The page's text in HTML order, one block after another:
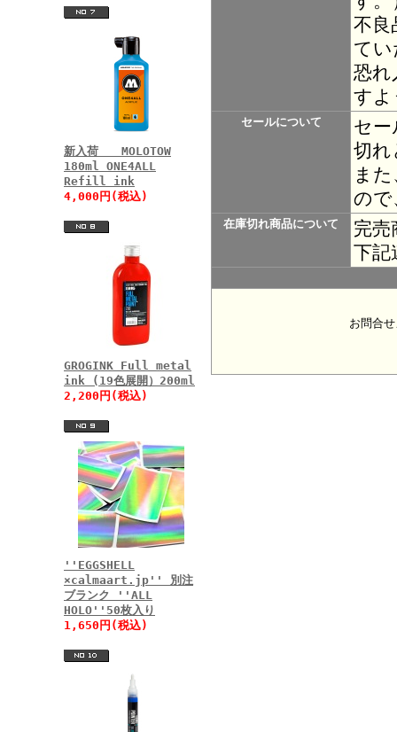
新入荷 MOLOTOW
180ml ONE4ALL
Refill ink
4,000円(税込)
GROGINK Full metal
ink (19色展開）200ml
2,200円(税込)
''EGGSHELL
×calmaart.jp'' 別注
ブランク ''ALL
HOLO''50枚入り
1,650円(税込)
不良
て
恐れ
すよ
セールについて
セ
切れ
ま
ので
在庫切れ商品について
完
下記
お問合